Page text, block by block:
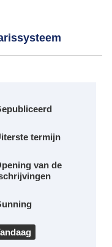
termijn
van de